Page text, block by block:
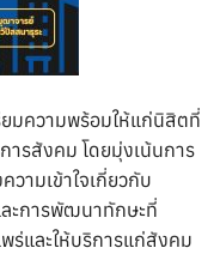
ความพร้อมให้แก่นิสิตที่
รสังคม โดยมุ่งเน้นการ
ามเข้าใจเกี่ยวกับ
ะการพัฒนาทักษะที่
ร่และให้บริการแก่สังคม